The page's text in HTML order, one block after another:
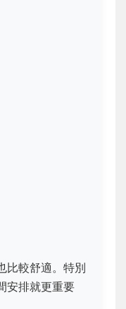
比較舒適。特別
安排就更重要